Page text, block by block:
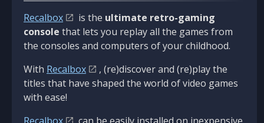
Recalbox is the ultimate retro-gaming
console that lets you replay all the games from
the consoles and computers of your childhood.
With Recalbox
, (re)discover and (re)play the
titles that have shaped the world of video games
with ease!